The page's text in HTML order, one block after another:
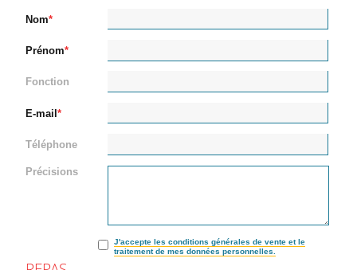
Nom
Prénom
Fonction
E-mail
Téléphone
Précisions
J'accepte les conditions générales de vente et le
traitement de mes données personnelles.